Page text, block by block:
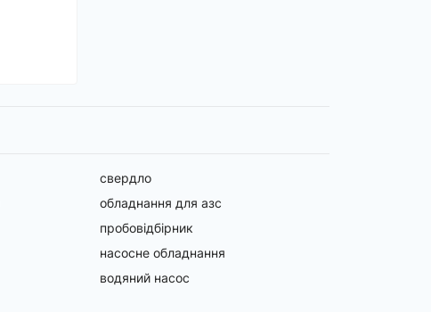
свердло
обладнання для азс
пробовідбірник
насосне обладнання
водяний насос